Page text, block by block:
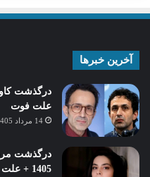
آخرین خبرها
درگذشت
علت فوت
14 مرداد 1405
1405 + علت فوت